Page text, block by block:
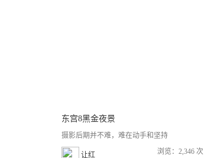
东宫8黑金夜景
摄影后期并不难，难在动手和坚持
让红 浏览：2,346 次